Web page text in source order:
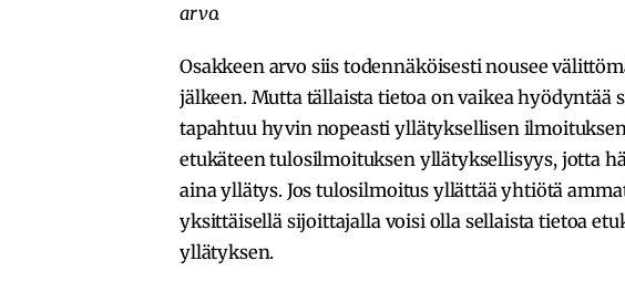
arvo.
Osakkeen arvo siis todennäköisesti nousee
jälkeen. Mutta tällaista tietoa on vaikea hyödyntää
tapahtuu hyvin nopeasti yllätyksellisen
etukäteen tulosilmoituksen yllätyksellisyys, jotta
aina yllätys. Jos tulosilmoitus yllättää yhtiötä
yksittäisellä sijoittajalla voisi olla sellaista tietoa
yllätyksen.